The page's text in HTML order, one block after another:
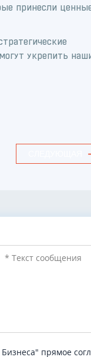
принесли
укрепить
прямое